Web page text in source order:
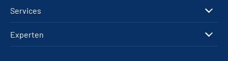
Services
Experten